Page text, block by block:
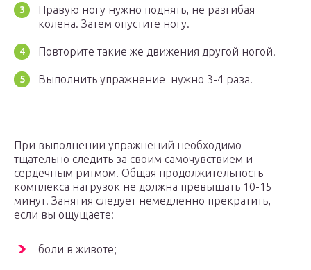
Правую ногу нужно поднять, не разгибая
колена. Затем опустите ногу.
Повторите такие же движения другой ногой.
Выполнить упражнение нужно 3-4 раза.
При выполнении упражнений необходимо
тщательно следить за своим самочувствием и
сердечным ритмом. Общая продолжительность
комплекса нагрузок не должна превышать 10-15
минут. Занятия следует немедленно прекратить,
если вы ощущаете:
боли в животе;